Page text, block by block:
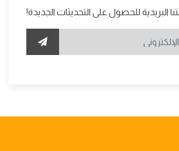
البريدية للحصول على التحديثات الجديدة!